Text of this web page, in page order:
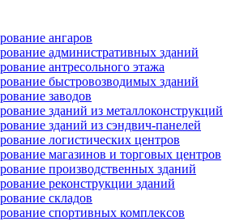
ангаров
административных зданий
антресольного этажа
быстровозводимых зданий
заводов
зданий из металлоконструкций
зданий из сэндвич-панелей
логистических центров
магазинов и торговых центров
производственных зданий
реконструкции зданий
складов
спортивных комплексов